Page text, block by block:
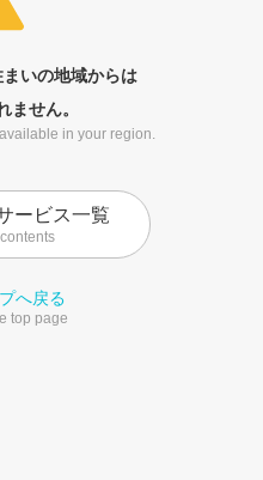
いの地域からは
ません。
in your region.
ービス一覧
へ戻る
top page